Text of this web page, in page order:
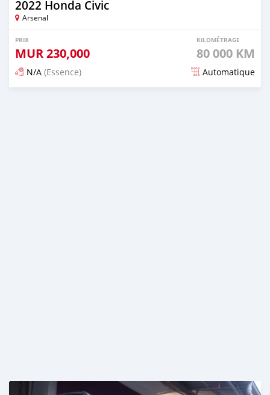
2022 Honda Civic
Arsenal
PRIX
MUR230,000
KILOMÉTRAGE
80 000 KM
N/A (Essence) Automatique